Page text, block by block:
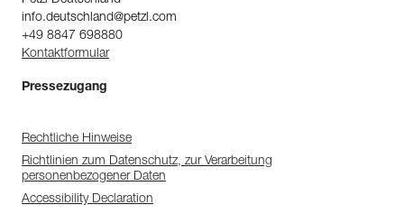
info.deutschland@petzl.com
+49 8847 698880
Kontaktformular
Pressezugang
Rechtliche Hinweise
Richtlinien zum Datenschutz, zur Verarbeitung
personenbezogener Daten
Accessibility Declaration